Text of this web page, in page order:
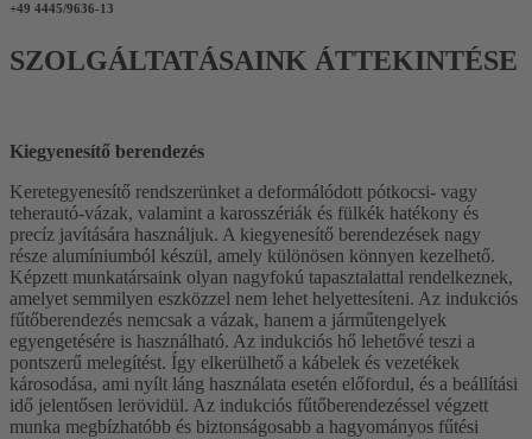
+49 4445/9636-13
SZOLGÁLTATÁSAINK ÁTTEKINTÉSE
Kiegyenesítő berendezés
Keretegyenesítő rendszerünket a deformálódott pótkocsi- vagy
teherautó-vázak, valamint a karosszériák és fülkék hatékony és
precíz javítására használjuk. A kiegyenesítő berendezések nagy
része alumíniumból készül, amely különösen könnyen kezelhető.
Képzett munkatársaink olyan nagyfokú tapasztalattal rendelkeznek,
amelyet semmilyen eszközzel nem lehet helyettesíteni. Az indukciós
fűtőberendezés nemcsak a vázak, hanem a járműtengelyek
egyengetésére is használható. Az indukciós hő lehetővé teszi a
pontszerű melegítést. Így elkerülhető a kábelek és vezetékek
károsodása, ami nyílt láng használata esetén előfordul, és a beállítási
idő jelentősen lerövidül. Az indukciós fűtőberendezéssel végzett
munka megbízhatóbb és biztonságosabb a hagyományos fűtési